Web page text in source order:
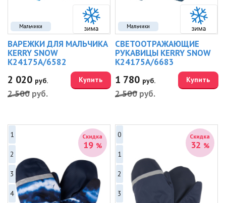
Мальчики
ВАРЕЖКИ ДЛЯ МАЛЬЧИКА
KERRY SNOW
K24175A/6582
2 020 руб.
2 500 руб.
Купить
Мальчики
СВЕТООТРАЖАЮЩИЕ
РУКАВИЦЫ KERRY SNOW
K24175A/6683
1 780 руб.
2 500 руб.
Купить
Скидка
19 %
1
2
3
4
Скидка
32 %
0
1
2
3